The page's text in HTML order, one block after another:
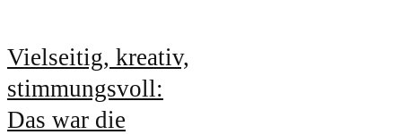
Vielseitig, kreativ,
stimmungsvoll:
Das war die